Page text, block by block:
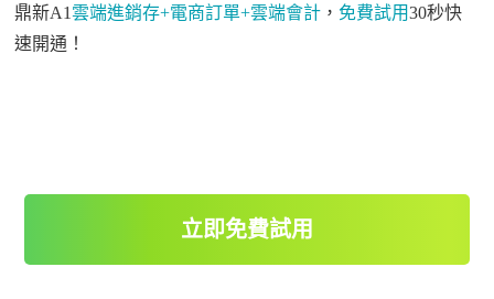
鼎新A1雲端進銷存+電商訂單+雲端會計 ， 免費試用30秒快
速開通！
立即免費試用